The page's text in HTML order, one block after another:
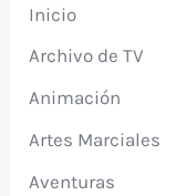
Inicio
Archivo de TV
Animación
Artes Marciales
Aventuras